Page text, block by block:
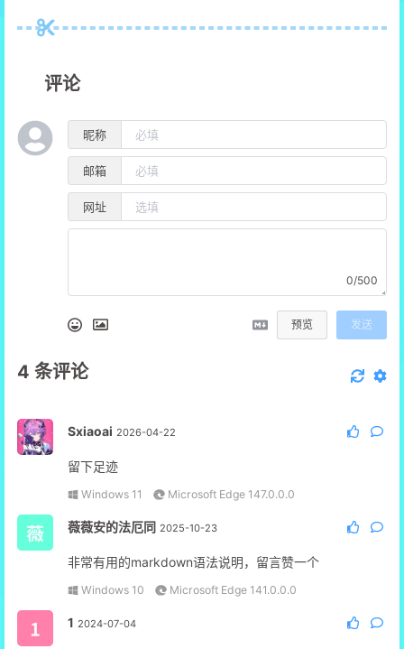
评论
昵称
邮箱
网址
0/500
预览 发送
4 条评论
Sxiaoai 2026-04-22
留下足迹
Windows 11 Microsoft Edge 147.0.0.0
薇薇安的法厄同 2025-10-23
非常有用的markdown语法说明，留言赞一个
Windows 10 Microsoft Edge 141.0.0.0
1 2024-07-04